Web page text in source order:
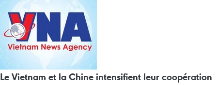
Le Vietnam et la Chine intensifient leur coopération